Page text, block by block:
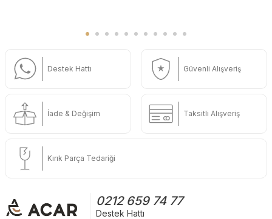
Destek Hattı Güvenli Alışveriş
İade & Değişim Taksitli Alışveriş
Kırık Parça Tedariği
0212 659 74 77
Destek Hattı